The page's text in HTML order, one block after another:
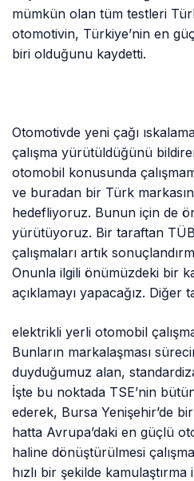
mümkün olan tüm testleri
otomotivin, Türkiye’nin en
biri olduğunu kaydetti.
Otomotivde yeni çağı
çalışma yürütüldüğünü
otomobil konusunda
ve buradan bir Türk
hedefliyoruz. Bunun için de
yürütüyoruz. Bir taraftan
çalışmaları artık
Onunla ilgili önümüzdeki bir
açıklamayı yapacağız. Diğer
elektrikli yerli otomobil
Bunların markalaşması
duyduğumuz alan,
İşte bu noktada TSE’nin
ederek, Bursa Yenişehir’de
hatta Avrupa’daki en güçlü
haline dönüştürülmesi
hızlı bir şekilde